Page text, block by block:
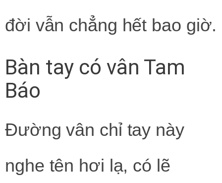
đời vẫn chẳng hết bao giờ.
Bàn tay có vân Tam
Báo
Đường vân chỉ tay này
nghe tên hơi lạ, có lẽ